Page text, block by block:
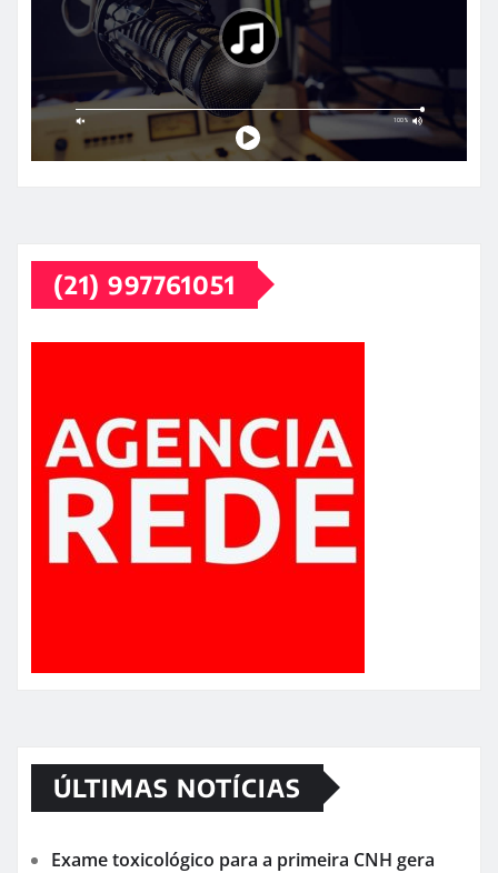
(21) 997761051
ÚLTIMAS NOTÍCIAS
Exame toxicológico para a primeira CNH gera